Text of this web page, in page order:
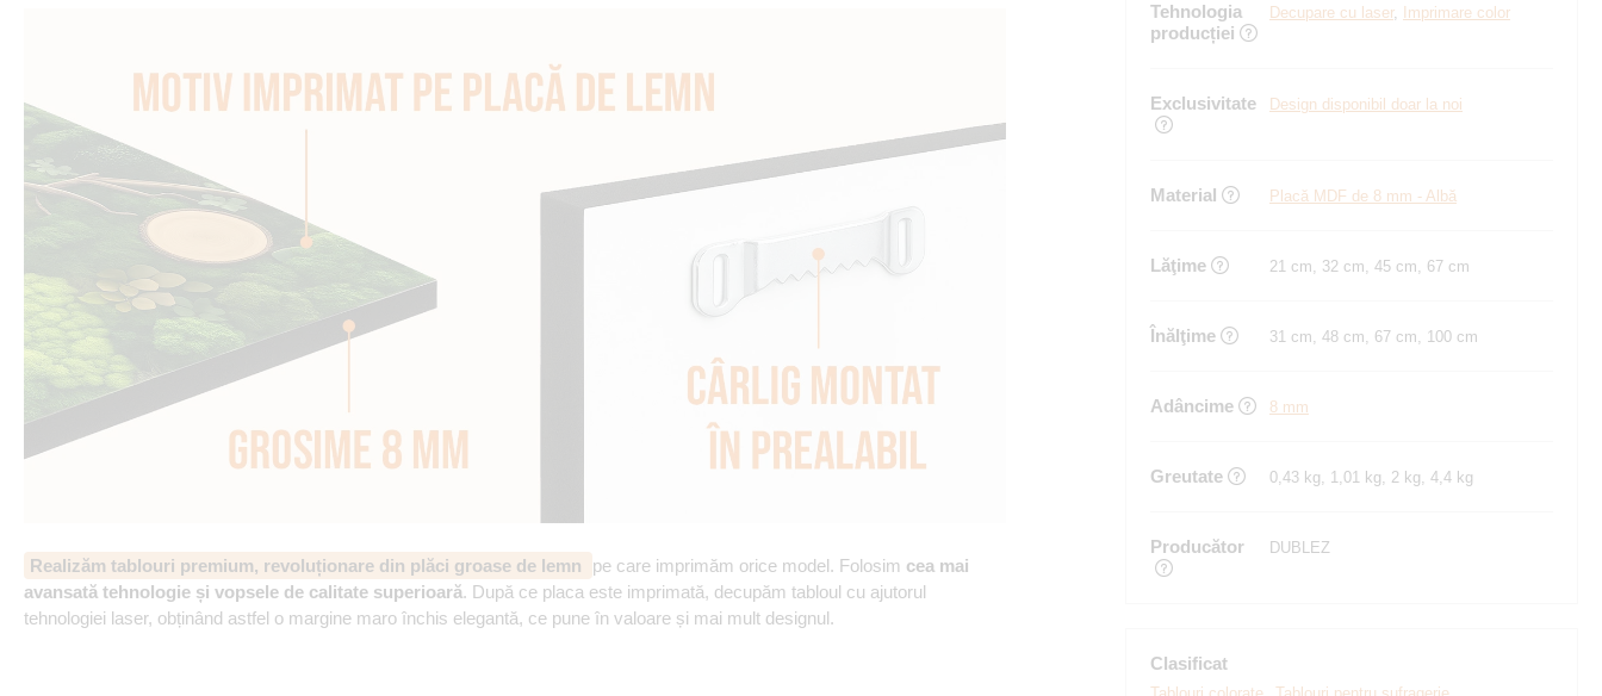
Realizăm tablouri premium, revoluționare din plăci groase de lemn pe care imprimăm orice model. Folosim cea mai
avansată tehnologie și vopsele de calitate superioară. După ce placa este imprimată, decupăm tabloul cu ajutorul
tehnologiei laser, obținând astfel o margine maro închis elegantă, ce pune în valoare și mai mult designul.
Tehnologia
producției
Decupare cu laser, Imprimare color
Exclusivitate Design disponibil doar la noi
Material Placă MDF de 8 mm - Albă
Lăţime 21 cm, 32 cm, 45 cm, 67 cm
Înălţime 31 cm, 48 cm, 67 cm, 100 cm
Adâncime 8 mm
Greutate 0,43 kg, 1,01 kg, 2 kg, 4,4 kg
Producător DUBLEZ
Clasificat